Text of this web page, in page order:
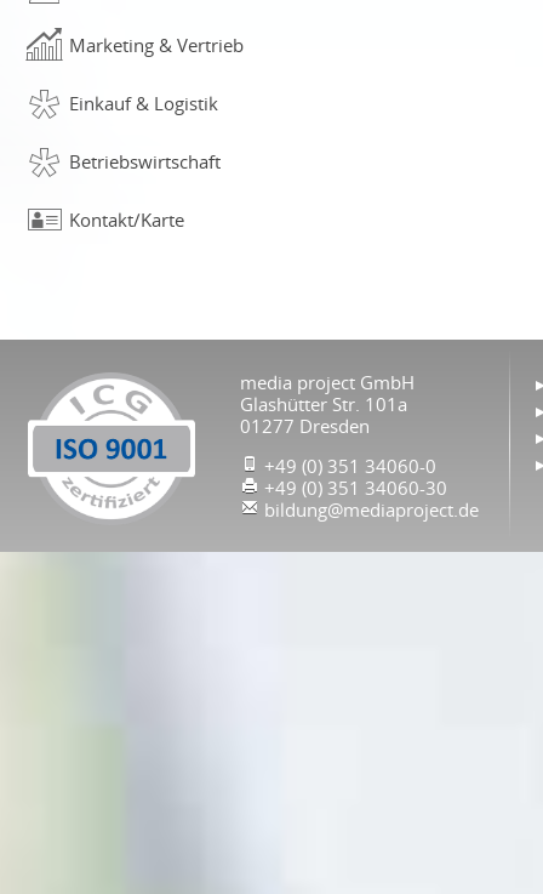
Marketing & Vertrieb
Einkauf & Logistik
Betriebswirtschaft
Kontakt/Karte
media project GmbH
Glashütter Str. 101a
01277 Dresden
+49 (0) 351 34060-0
+49 (0) 351 34060-30
bildung@mediaproject.de